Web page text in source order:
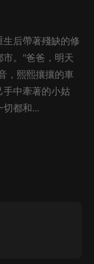
后帶著殘缺的修
。"爸爸，明天
，熙熙攘攘的車
手中牽著的小姑
都和...